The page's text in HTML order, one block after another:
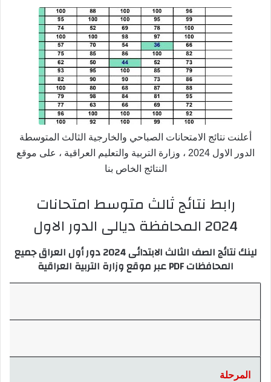
أعلنت نتائج الامتحانات الصباحي والخارجية الثالث المتوسطة
الدور الاول 2024 ، وزارة التربية والتعليم العراقية ، على موقع
النتائج الخاص بنا
رابط نتائج ثالث متوسط امتحانات
2024 المحافظة ديالى الدور الاول
لينك نتائج الصف الثالث الابتدائى 2024 دور أول العراق جميع
المحافظات PDF عبر موقع وزارة التربية العراقية
المرحلة